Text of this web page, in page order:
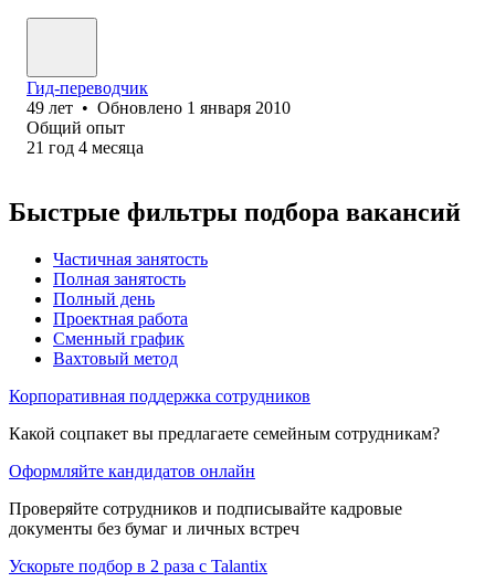
Гид-переводчик
49 лет • Обновлено 1 января 2010
Общий опыт
21 год 4 месяца
Быстрые фильтры подбора вакансий
Частичная занятость
Полная занятость
Полный день
Проектная работа
Сменный график
Вахтовый метод
Корпоративная поддержка сотрудников
Какой соцпакет вы предлагаете семейным сотрудникам?
Оформляйте кандидатов онлайн
Проверяйте сотрудников и подписывайте кадровые
документы без бумаг и личных встреч
Ускорьте подбор в 2 раза с Talantix